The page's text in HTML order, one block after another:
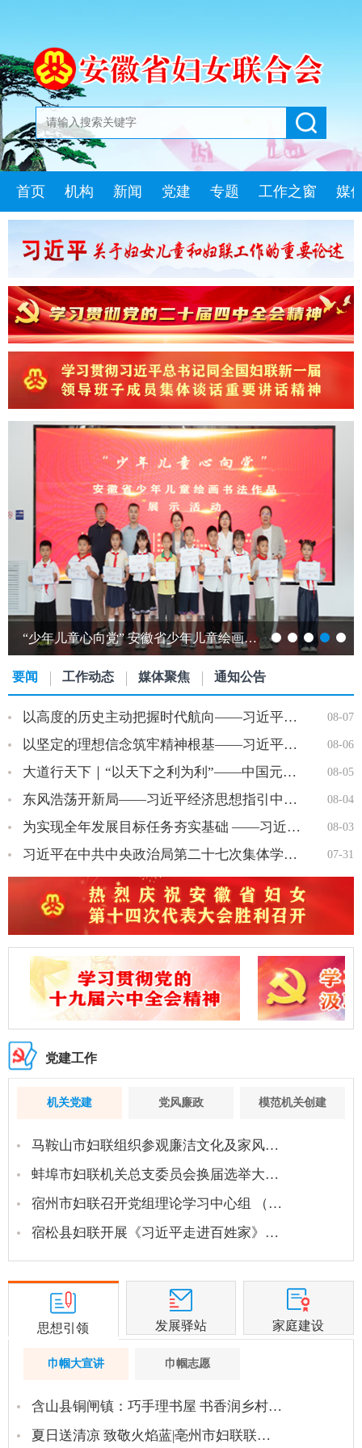
首页 机构 新闻 党建 专题 工作之窗 媒
省妇联召开庆祝建党105周年“两优一先” 表彰暨专题党课报告会…
要闻 工作动态 媒体聚焦 通知公告
08-07
以高度的历史主动把握时代航向——习近平党建思想理论品格系列述…
08-06
以坚定的理想信念筑牢精神根基——习近平党建思想理论品格系列述…
08-05
大道行天下｜“以天下之利为利”——中国元首外交的世界情怀与大…
08-04
东风浩荡开新局——习近平经济思想指引中国经济高质量发展行稳致…
08-03
为实现全年发展目标任务夯实基础 ——习近平总书记引领“十五五…
07-31
习近平在中共中央政治局第二十七次集体学习时强调 强化政治引领 …
党建工作
机关党建 党风廉政 模范机关创建
马鞍山市妇联组织参观廉洁文化及家风…
蚌埠市妇联机关总支委员会换届选举大…
宿州市妇联召开党组理论学习中心组 （…
宿松县妇联开展《习近平走进百姓家》…
思想引领 发展驿站 家庭建设
巾帼大宣讲 巾帼志愿
含山县铜闸镇：巧手理书屋 书香润乡村…
夏日送清凉 致敬火焰蓝|亳州市妇联联…